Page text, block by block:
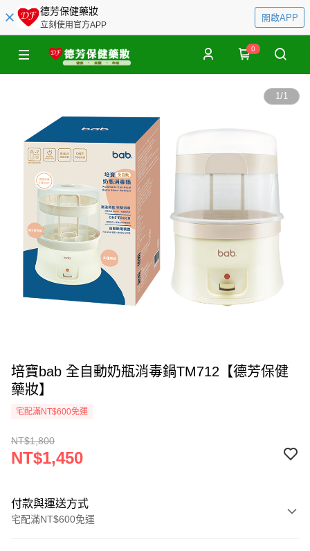
德芳保健藥妝
立刻使用官方APP
開啟APP
0
1/1
培寶bab 全自動奶瓶消毒鍋TM712【德芳保健
藥妝】
宅配滿NT$600免運
NT$1,800
NT$1,450
付款與運送方式
宅配滿NT$600免運